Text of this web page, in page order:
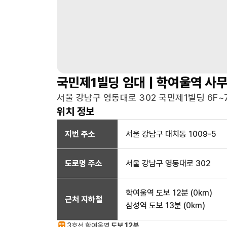
국민제1빌딩 임대 | 학여울역 사
서울 강남구 영동대로 302 국민제1빌딩
위치 정보
지번 주소 서울 강남구 대치동 1009-5
도로명 주소 서울 강남구 영동대로 302
근처 지하철
학여울역 도보 12분 (0km)
삼성역 도보 13분 (0km)